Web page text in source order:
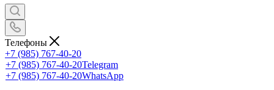
Телефоны
+7 (985) 767-40-20
+7 (985) 767-40-20Telegram
+7 (985) 767-40-20WhatsApp